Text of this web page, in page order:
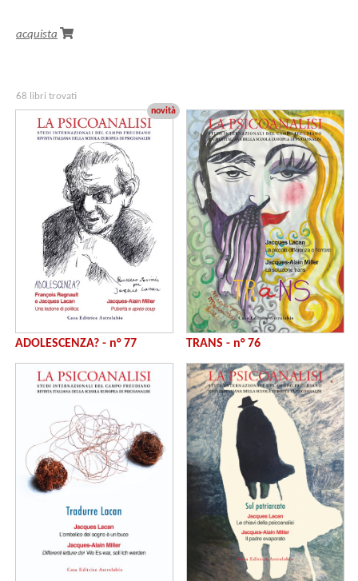
acquista
68 libri trovati
novità
ADOLESCENZA? - n° 77 TRANS - n° 76